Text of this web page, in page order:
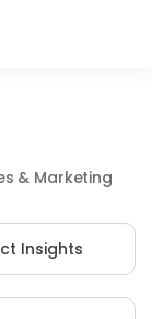
& Marketing
Insights